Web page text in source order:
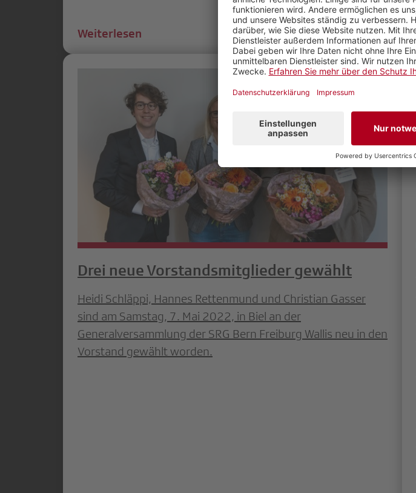
Weiterlesen
Drei neue Vorstandsmitglieder gewählt
Heidi Schläppi, Hannes Rettenmund und Christian Gasser
sind am Samstag, 7. Mai 2022, in Biel an der
Generalversammlung der SRG Bern Freiburg Wallis neu in den
Vorstand gewählt worden.